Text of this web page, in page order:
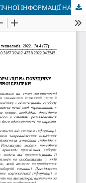
МОДЕЛЬ ОЦІНКИ ВПЛИВУ СОЦІОЛОГІЧНОЇ ІНФОРМАЦІЇ НА ПОВЕДІНКУ ЛЮДИНИ В КОНТЕКСТІ ЇЇ ІНФОРМАЦІЙНОЇ БЕЗПЕКИ